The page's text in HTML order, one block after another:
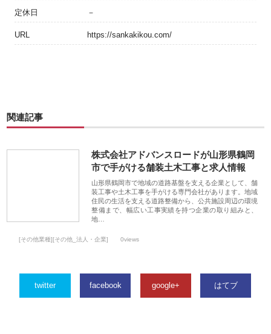
定休日 －
URL https://sankakikou.com/
関連記事
株式会社アドバンスロードが山形県鶴岡
市で手がける舗装土木工事と求人情報
山形県鶴岡市で地域の道路基盤を支える企業として、舗
装工事や土木工事を手がける専門会社があります。地域
住民の生活を支える道路整備から、公共施設周辺の環境
整備まで、幅広い工事実績を持つ企業の取り組みと、
地…
[その他業種][その他_法人・企業] 0views
twitter facebook google+ はてブ